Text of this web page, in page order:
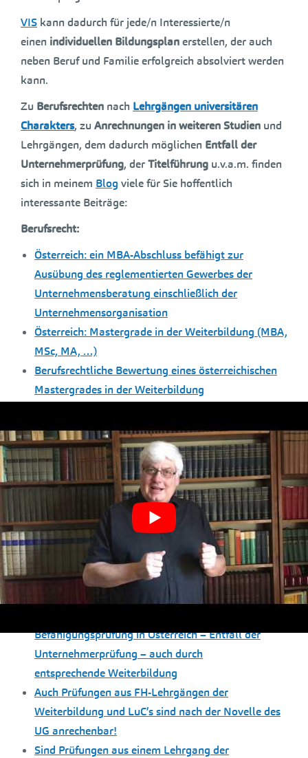
VIS kann dadurch für jede/n Interessierte/n
einen individuellen Bildungsplanerstellen, der auch
neben Beruf und Familie erfolgreich absolviert werden
kann.
Zu Berufsrechten nach Lehrgängen universitären
Charakters, zu Anrechnungen in weiteren Studien und
Lehrgängen, dem dadurch möglichen Entfall der
Unternehmerprüfung, derTitelführung u.v.a.m. finden
sich in meinem Blog viele für Sie hoffentlich
interessante Beiträge:
Berufsrecht:
Österreich: ein MBA-Abschluss befähigt zur
Ausübung des reglementierten Gewerbes der
Unternehmensberatung einschließlich der
Unternehmensorganisation
Österreich: Mastergrade in der Weiterbildung (MBA,
MSc, MA, …)
Berufsrechtliche Bewertung eines österreichischen
Mastergrades in der Weiterbildung
Weiterbildung beruflich?
Durch Lehrgänge der Weiterbildung begründete
Berufsrechte in Österreich
Lehrgänge der Weiterbildung befähigen zu
reglementierten Gewerben!
Gastgewerbe(berechtigung) mit einem MBA?
Anrechnung:
Entfall der Unternehmerprüfung – z.B. nach einem
Befähigungsprüfung in Österreich – Entfall der
Unternehmerprüfung – auch durch
entsprechende Weiterbildung
Auch Prüfungen aus FH-Lehrgängen der
Weiterbildung und LuC’s sind nach der Novelle des
UG anrechenbar!
Sind Prüfungen aus einem Lehrgang der